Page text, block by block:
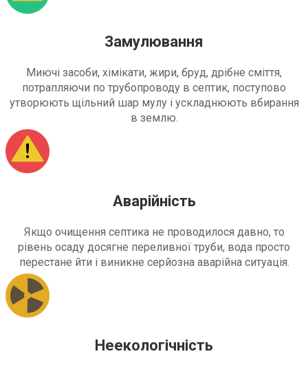
Замулювання
Миючі засоби, хімікати, жири, бруд, дрібне сміття,
потрапляючи по трубопроводу в септик, поступово
утворюють щільний шар мулу і ускладнюють вбирання
в землю.
Аварійність
Якщо очищення септика не проводилося давно, то
рівень осаду досягне переливної труби, вода просто
перестане йти і виникне серйозна аварійна ситуація.
Неекологічність